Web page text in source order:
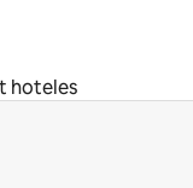
hoteles